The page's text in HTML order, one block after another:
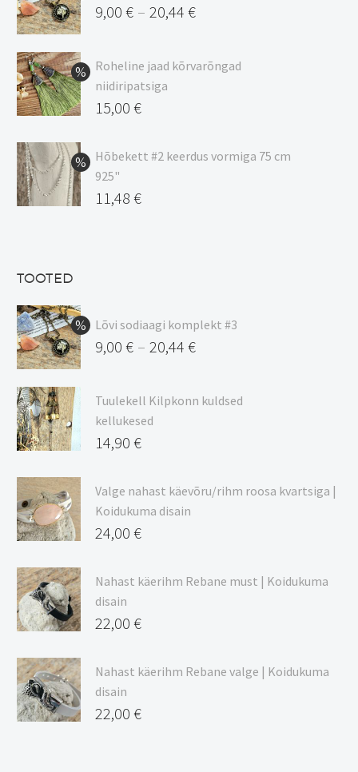
9,00 € – 20,44 €
9,00 €
kuni
20,44 €
Roheline jaad kõrvarõngad
niidiripatsiga
Algne
oli:
17,00 €.
15,00 €
hind
on:
15,00 €.
Hõbekett #2 keerdus vormiga 75 cm
925"
Algne
11,48 €
TOOTED
Lõvi sodiaagi komplekt #3
9,00 € – 20,44 €
9,00 €
kuni
20,44 €
Tuulekell Kilpkonn kuldsed
kellukesed
14,90 €
Valge nahast käevõru/rihm roosa kvartsiga |
Koidukuma disain
24,00 €
Nahast käerihm Rebane must | Koidukuma
disain
22,00 €
Nahast käerihm Rebane valge | Koidukuma
disain
22,00 €